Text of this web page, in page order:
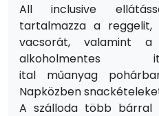
All inclusive
tartalmazza a reggelit,
vacsorát, valamint
alkoholmentes
ital műanyag
Napközben
A szálloda több bárral